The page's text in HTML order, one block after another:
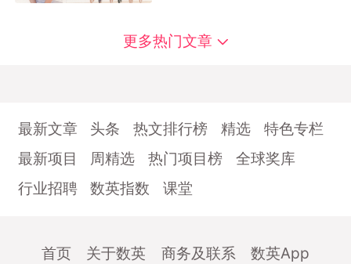
更多热门文章
最新文章 头条 热文排行榜 精选
特色专栏
最新项目
周精选 热门项目榜
全球奖库
行业招聘
数英指数 课堂
首页 关于数英 商务及联系 数英App